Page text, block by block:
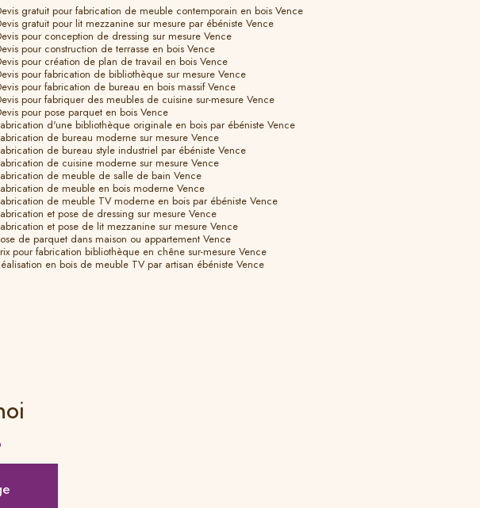
gratuit pour fabrication de meuble contemporain en bois Vence
gratuit pour lit mezzanine sur mesure par ébéniste Vence
pour conception de dressing sur mesure Vence
pour construction de terrasse en bois Vence
pour création de plan de travail en bois Vence
pour fabrication de bibliothèque sur mesure Vence
pour fabrication de bureau en bois massif Vence
pour fabriquer des meubles de cuisine sur-mesure Vence
pour pose parquet en bois Vence
d'une bibliothèque originale en bois par ébéniste Vence
de bureau moderne sur mesure Vence
de bureau style industriel par ébéniste Vence
de cuisine moderne sur mesure Vence
de meuble de salle de bain Vence
de meuble en bois moderne Vence
de meuble TV moderne en bois par ébéniste Vence
et pose de dressing sur mesure Vence
et pose de lit mezzanine sur mesure Vence
de parquet dans maison ou appartement Vence
pour fabrication bibliothèque en chêne sur-mesure Vence
en bois de meuble TV par artisan ébéniste Vence